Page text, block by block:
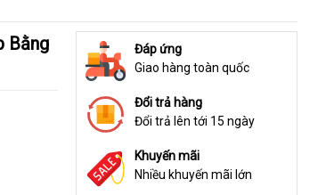
Đáp ứng
Giao hàng toàn quốc
Đổi trả hàng
Đổi trả lên tới 15 ngày
Khuyến mãi
Nhiều khuyến mãi lớn